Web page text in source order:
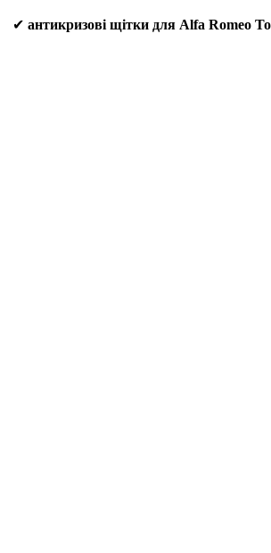
✔ антикризові щітки для Alfa Romeo